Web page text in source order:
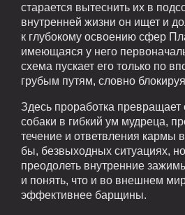
старается вытеснить их в
внутренней жизни он ищет и
к глубокому освоению сфер
имеющаяся у него
схема пускает его только по
грубым путям, словно
Здесь проработка превращает
собаки в гибкий ум мудреца,
течение и ответвления кармы
бы, безвыходных ситуациях,
преодолеть внутренние
и понять, что и во внешнем
эффективнее барщины.